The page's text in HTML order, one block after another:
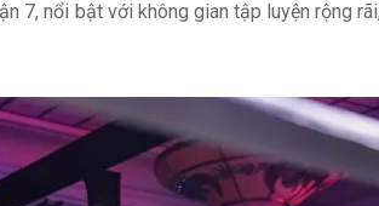
7, nổi bật với không gian tập luyện rộng